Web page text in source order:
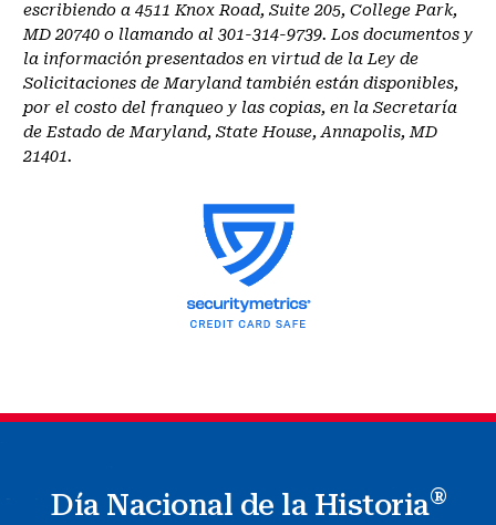
escribiendo a 4511 Knox Road, Suite 205, College Park,
MD 20740 o llamando al 301-314-9739. Los documentos y
la información presentados en virtud de la Ley de
Solicitaciones de Maryland también están disponibles,
por el costo del franqueo y las copias, en la Secretaría
de Estado de Maryland, State House, Annapolis, MD
21401.
Día Nacional de la Historia®